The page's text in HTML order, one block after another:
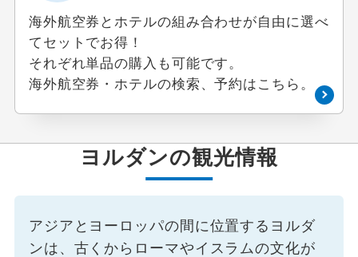
海外航空券とホテルの組み合わせが自由に選べ
てセットでお得！
それぞれ単品の購入も可能です。
海外航空券・ホテルの検索、予約はこちら。
ヨルダンの観光情報
アジアとヨーロッパの間に位置するヨルダ
ンは、古くからローマやイスラムの文化が